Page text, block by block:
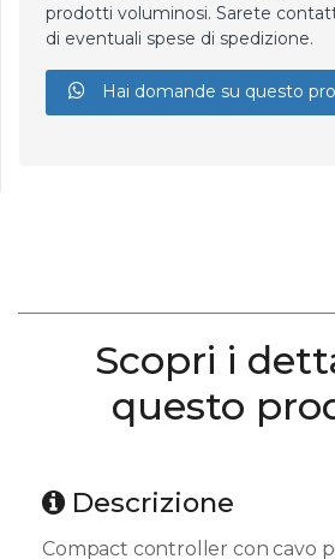
prodotti voluminosi. Sarete
di eventuali spese di spedizione.
Hai domande su questo
Scopri i
questo
Descrizione
Compact controller con cavo